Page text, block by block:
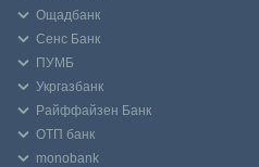
Ощадбанк
Сенс Банк
ПУМБ
Укргазбанк
Райффайзен Банк
ОТП банк
monobank